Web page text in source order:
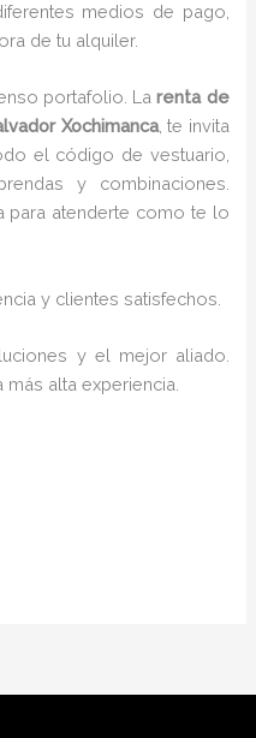
medios de pago,
de tu alquiler.
portafolio. Larenta de
Xochimanca, te invita
el código de vestuario,
y combinaciones.
para atenderte como te lo
y clientes satisfechos.
y el mejor aliado.
alta experiencia.